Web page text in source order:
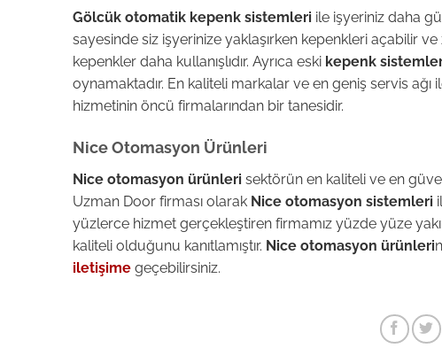
Gölcük otomatik kepenk sistemleri ile işyeriniz daha
sayesinde siz işyerinize yaklaşırken kepenkleri açabilir
kepenkler daha kullanışlıdır. Ayrıca eski kepenk
oynamaktadır. En kaliteli markalar ve en geniş servis ağı
hizmetinin öncü firmalarından bir tanesidir.
Nice Otomasyon Ürünleri
Nice otomasyon ürünleri sektörün en kaliteli ve en
Uzman Door firması olarak Nice otomasyon sistemleri
yüzlerce hizmet gerçekleştiren firmamız yüzde yüze
kaliteli olduğunu kanıtlamıştır. Nice otomasyon ürünleri
iletişime geçebilirsiniz.